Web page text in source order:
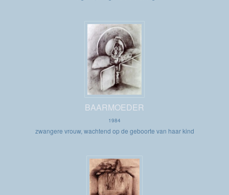
BAARMOEDER
1984
zwangere vrouw, wachtend op de geboorte van haar kind